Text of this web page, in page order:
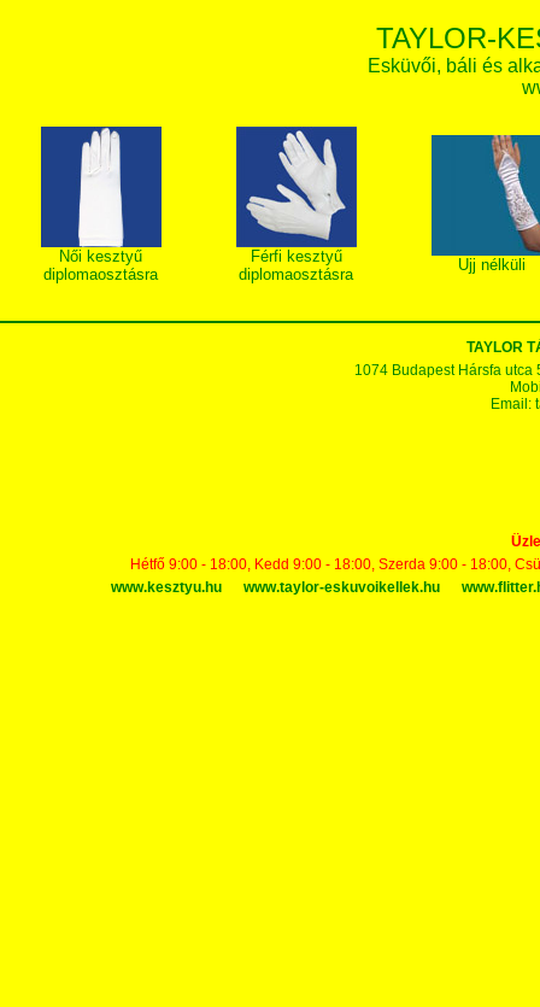
TAYLOR-
Esküvői, báli és
Női kesztyű
diplomaosztásra
Férfi kesztyű
diplomaosztásra
Ujj nélküli
TAYLOR
1074 Budapest Hársfa utca
Email:
Hétfő 9:00 - 18:00, Kedd 9:00 - 18:00, Szerda 9:00 - 18:00,
www.kesztyu.hu
www.taylor-eskuvoikellek.hu